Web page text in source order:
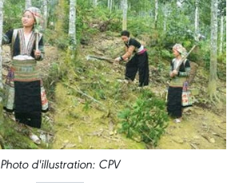
Photo d'illustration: CPV